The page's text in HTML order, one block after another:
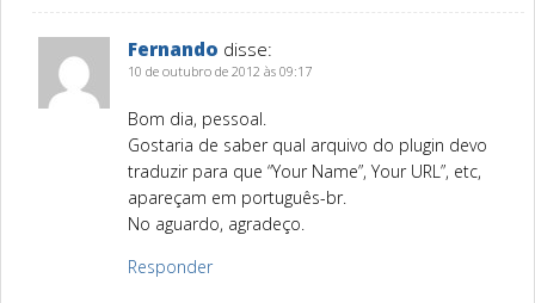
Fernando disse:
10 de outubro de 2012 às 09:17
Bom dia, pessoal.
Gostaria de saber qual arquivo do plugin devo
traduzir para que “Your Name”, Your URL”, etc,
apareçam em português-br.
No aguardo, agradeço.
Responder